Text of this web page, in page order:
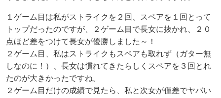
１ゲーム目は私がストライクを２回、スペアを１回とって
トップだったのですが、２ゲーム目で長女に抜かれ、２０
点ほど差をつけて長女が優勝しました～！
２ゲーム目、私はストライクもスペアも取れず（ガター無
しなのに！）、長女は慣れてきたらしくスペアを３回とれ
たのが大きかったですね。
２ゲーム目だけの成績で見たら、私と次女が僅差でヤバい